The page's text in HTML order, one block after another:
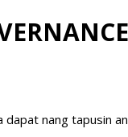
dapat nang tapusin